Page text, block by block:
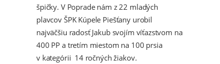
špičky. V Poprade nám z 22 mladých
plavcov ŠPK Kúpele Piešťany urobil
najväčšiu radosť Jakub svojím víťazstvom na
400 PP a tretím miestom na 100 prsia
v kategórii 14 ročných žiakov.